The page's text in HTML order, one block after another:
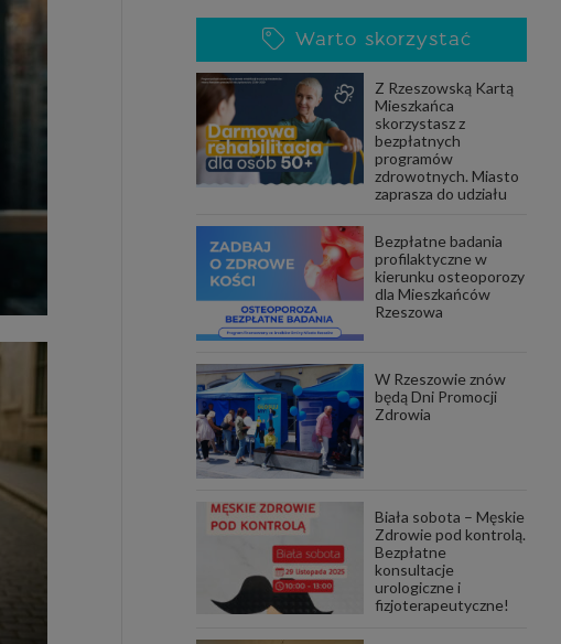
Warto skorzystać
Z Rzeszowską Kartą
Mieszkańca
skorzystasz z
bezpłatnych
programów
zdrowotnych. Miasto
zaprasza do udziału
Bezpłatne badania
profilaktyczne w
kierunku osteoporozy
dla Mieszkańców
Rzeszowa
W Rzeszowie znów
będą Dni Promocji
Zdrowia
Biała sobota – Męskie
Zdrowie pod kontrolą.
Bezpłatne
konsultacje
urologiczne i
fizjoterapeutyczne!